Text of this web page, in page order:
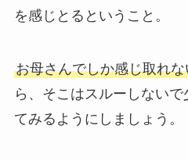
を感じとるということ。
お母さんでしか感じ取れ
ら、そこはスルーしない
てみるようにしましょう。